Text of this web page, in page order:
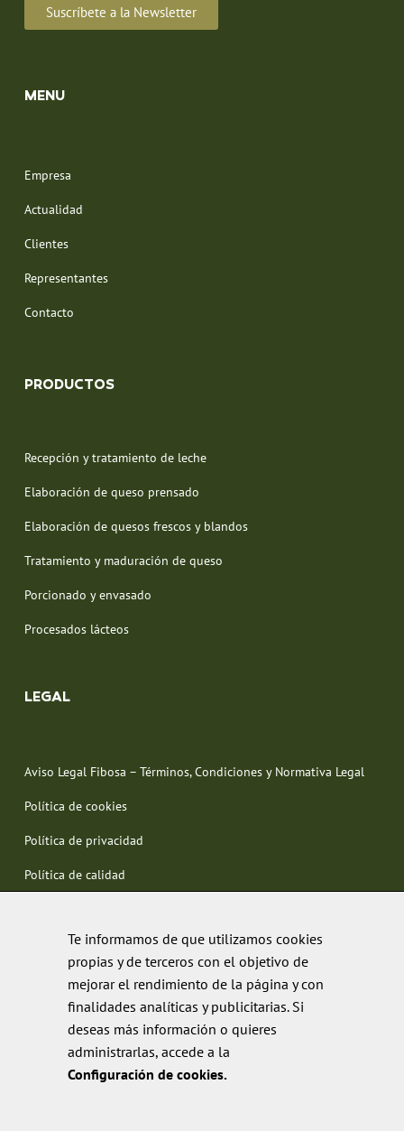
Suscríbete a la Newsletter
MENU
Empresa
Actualidad
Clientes
Representantes
Contacto
PRODUCTOS
Recepción y tratamiento de leche
Elaboración de queso prensado
Elaboración de quesos frescos y blandos
Tratamiento y maduración de queso
Porcionado y envasado
Procesados lácteos
LEGAL
Aviso Legal Fibosa – Términos, Condiciones y Normativa Legal
Política de cookies
Política de privacidad
Política de calidad
Te informamos de que utilizamos cookies
propias y de terceros con el objetivo de
mejorar el rendimiento de la página y con
finalidades analíticas y publicitarias. Si
deseas más información o quieres
administrarlas, accede a la
Configuración de cookies.